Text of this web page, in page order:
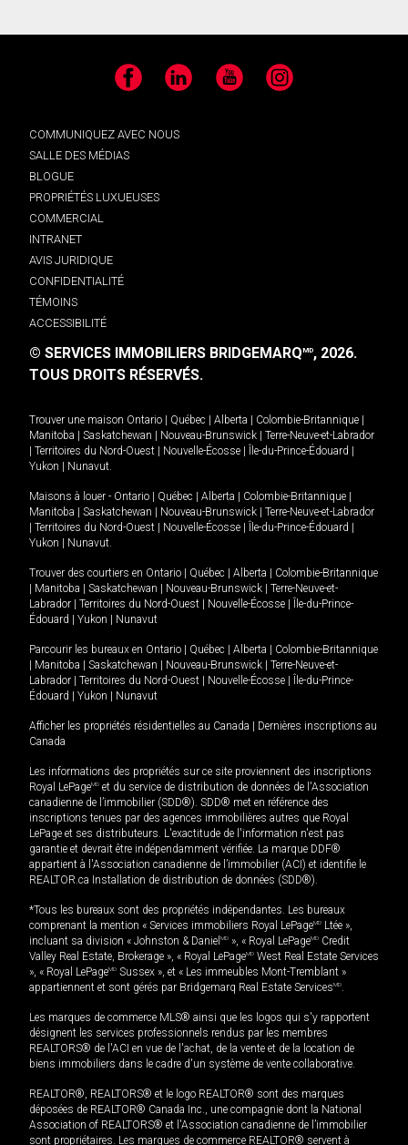
Facebook LinkedIn YouTube Instagram
COMMUNIQUEZ AVEC NOUS
SALLE DES MÉDIAS
BLOGUE
PROPRIÉTÉS LUXUEUSES
COMMERCIAL
INTRANET
AVIS JURIDIQUE
CONFIDENTIALITÉ
TÉMOINS
ACCESSIBILITÉ
© SERVICES IMMOBILIERS BRIDGEMARQMD, 2026.
TOUS DROITS RÉSERVÉS.
Trouver une maison Ontario Québec Alberta Colombie-Britannique
Manitoba
Saskatchewan Nouveau-Brunswick
Terre-Neuve-et-Labrador
Territoires du Nord-Ouest Nouvelle-Écosse Île-du-Prince-Édouard
Yukon
Nunavut.
Maisons à louer - Ontario Québec Alberta Colombie-Britannique
Manitoba
Saskatchewan Nouveau-Brunswick
Terre-Neuve-et-Labrador
Territoires du Nord-Ouest Nouvelle-Écosse Île-du-Prince-Édouard
Yukon
Nunavut.
Trouver des courtiers en Ontario Québec Alberta
Colombie-Britannique
Manitoba Saskatchewan Nouveau-Brunswick
Terre-Neuve-et-
Labrador
Territoires du Nord-Ouest Nouvelle-Écosse
Île-du-Prince-
Édouard
Yukon Nunavut
Parcourir les bureaux en Ontario Québec Alberta
Colombie-Britannique
Manitoba Saskatchewan Nouveau-Brunswick
Terre-Neuve-et-
Labrador
Territoires du Nord-Ouest Nouvelle-Écosse
Île-du-Prince-
Édouard
Yukon Nunavut
Afficher les propriétés résidentielles au Canada
Dernières inscriptions au
Canada
Les informations des propriétés sur ce site proviennent des inscriptions
Royal LePageMD et du service de distribution de données de l'Association
canadienne de l’immobilier (SDD®). SDD® met en référence des
inscriptions tenues par des agences immobilières autres que Royal
LePage et ses distributeurs. L'exactitude de l'information n'est pas
garantie et devrait être indépendamment vérifiée. La marque DDF®
appartient à l'Association canadienne de l’immobilier (ACI) et identifie le
REALTOR.ca Installation de distribution de données (SDD®).
*Tous les bureaux sont des propriétés indépendantes. Les bureaux
comprenant la mention « Services immobiliers Royal LePageMD Ltée »,
incluant sa division « Johnston & Daniel MD », « Royal LePageMD Credit
Valley Real Estate, Brokerage », « Royal LePageMD West Real Estate Services
», « Royal LePageMD Sussex », et « Les immeubles Mont-Tremblant »
appartiennent et sont gérés par Bridgemarq Real Estate ServicesMD.
Les marques de commerce MLS® ainsi que les logos qui s'y rapportent
désignent les services professionnels rendus par les membres
REALTORS® de l'ACI en vue de l'achat, de la vente et de la location de
biens immobiliers dans le cadre d'un système de vente collaborative.
REALTOR®, REALTORS® et le logo REALTOR® sont des marques
déposées de REALTOR® Canada Inc., une compagnie dont la National
Association of REALTORS® et l'Association canadienne de l’immobilier
sont propriétaires. Les marques de commerce REALTOR® servent à